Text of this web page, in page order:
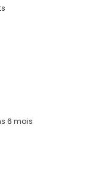
6 mois